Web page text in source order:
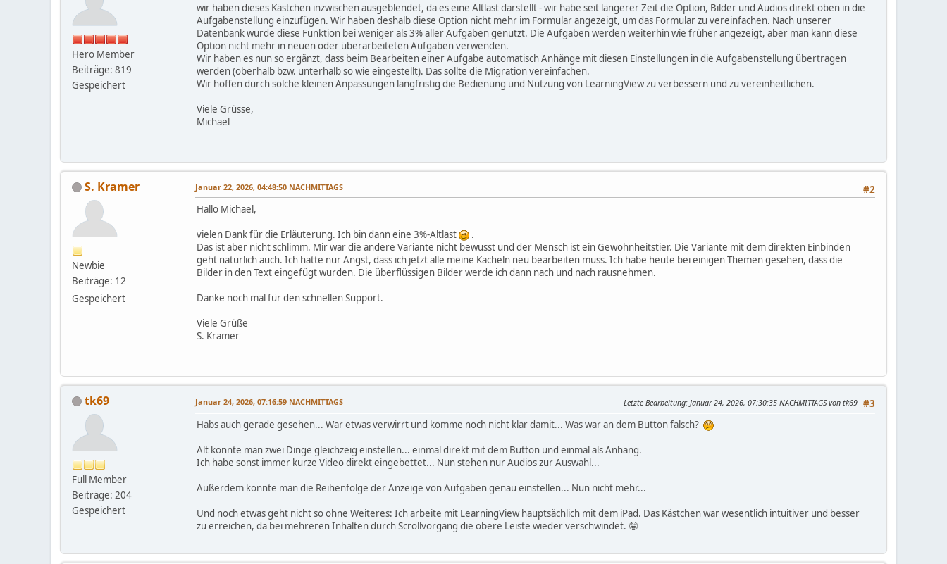
Hero Member
Beiträge: 819
Gespeichert
wir haben dieses Kästchen inzwischen ausgeblendet, da es eine Altlast darstellt - wir habe seit längerer Zeit die Option, Bilder und Audios direkt oben in die
Aufgabenstellung einzufügen. Wir haben deshalb diese Option nicht mehr im Formular angezeigt, um das Formular zu vereinfachen. Nach unserer
Datenbank wurde diese Funktion bei weniger als 3% aller Aufgaben genutzt. Die Aufgaben werden weiterhin wie früher angezeigt, aber man kann diese
Option nicht mehr in neuen oder überarbeiteten Aufgaben verwenden.
Wir haben es nun so ergänzt, dass beim Bearbeiten einer Aufgabe automatisch Anhänge mit diesen Einstellungen in die Aufgabenstellung übertragen
werden (oberhalb bzw. unterhalb so wie eingestellt). Das sollte die Migration vereinfachen.
Wir hoffen durch solche kleinen Anpassungen langfristig die Bedienung und Nutzung von LearningView zu verbessern und zu vereinheitlichen.
Viele Grüsse,
Michael
S. Kramer
Newbie
Beiträge: 12
Gespeichert
#2
Januar 22, 2026, 04:48:50 NACHMITTAGS
Hallo Michael,
vielen Dank für die Erläuterung. Ich bin dann eine 3%-Altlast
.
Das ist aber nicht schlimm. Mir war die andere Variante nicht bewusst und der Mensch ist ein Gewohnheitstier. Die Variante mit dem direkten Einbinden
geht natürlich auch. Ich hatte nur Angst, dass ich jetzt alle meine Kacheln neu bearbeiten muss. Ich habe heute bei einigen Themen gesehen, dass die
Bilder in den Text eingefügt wurden. Die überflüssigen Bilder werde ich dann nach und nach rausnehmen.
Danke noch mal für den schnellen Support.
Viele Grüße
S. Kramer
tk69
Full Member
Beiträge: 204
Gespeichert
#3
Januar 24, 2026, 07:16:59 NACHMITTAGS Letzte Bearbeitung: Januar 24, 2026, 07:30:35 NACHMITTAGS von tk69
Habs auch gerade gesehen... War etwas verwirrt und komme noch nicht klar damit... Was war an dem Button falsch?
Alt konnte man zwei Dinge gleichzeig einstellen... einmal direkt mit dem Button und einmal als Anhang.
Ich habe sonst immer kurze Video direkt eingebettet... Nun stehen nur Audios zur Auswahl...
Außerdem konnte man die Reihenfolge der Anzeige von Aufgaben genau einstellen... Nun nicht mehr...
Und noch etwas geht nicht so ohne Weiteres: Ich arbeite mit LearningView hauptsächlich mit dem iPad. Das Kästchen war wesentlich intuitiver und besser
zu erreichen, da bei mehreren Inhalten durch Scrollvorgang die obere Leiste wieder verschwindet. 🤪